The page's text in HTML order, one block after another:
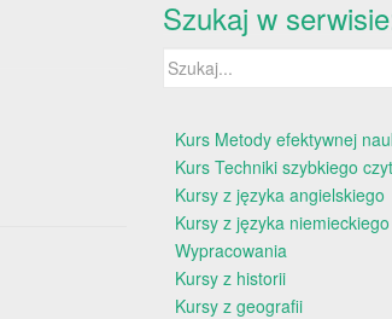
Szukaj w
Szukaj:
Kurs Metody efektywnej
Kurs Techniki szybkiego
Kursy z języka angielskiego
Kursy z języka niemieckiego
Wypracowania
Kursy z historii
Kursy z geografii